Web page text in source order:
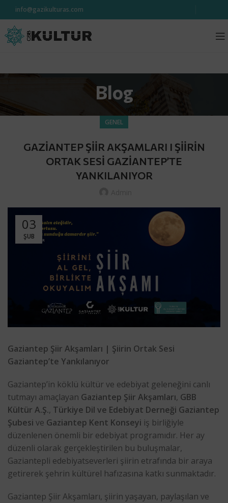
info@gazikulturas.com
Blog
GENEL
GAZİANTEP ŞİİR AKŞAMLARI I ŞİİRİN
ORTAK SESİ GAZİANTEP’TE
YANKILANIYOR
03
ŞUB
Gaziantep Şiir Akşamları | Şiirin Ortak Sesi
Gaziantep’te Yankılanıyor
Gaziantep’in köklü kültür ve edebiyat geleneğini canlı
tutmayı amaçlayan Gaziantep Şiir Akşamları, GBB
Kültür A.Ş., Türkiye Dil ve Edebiyat Derneği Gaziantep
Şubesi ve Gaziantep Kent Konseyi iş birliğiyle
düzenlenen önemli bir edebiyat programıdır. Her ay
düzenli olarak gerçekleştirilen bu buluşmalar,
Gaziantepli edebiyatseverleri şiirin etrafında bir araya
getirerek şehrin kültürel hafızasına katkı sunmaktadır.
Gaziantep Şiir Akşamları, şiirin yaşayan, paylaşılan ve